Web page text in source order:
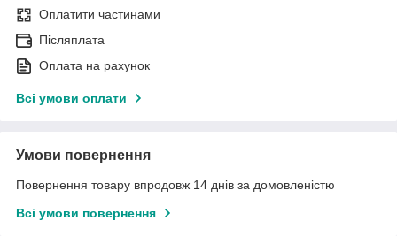
Оплатити частинами
Післяплата
Оплата на рахунок
Всі умови оплати
Умови повернення
Повернення товару впродовж 14 днів за домовленістю
Всі умови повернення